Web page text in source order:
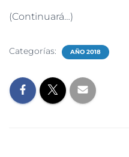
(Continuará…)
Categorías: AÑO 2018